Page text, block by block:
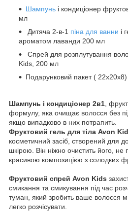
Шампунь і кондиціонер
мл
Дитяча 2-в-1 піна для ванни і
ароматом лаванди 200 мл
Спрей для розплутування
Kids, 200 мл
Подарунковий пакет ( 22х20х8)
Шампунь і кондиціонер 2в1 ,
формулу, яка очищає волосся без
якщо випадково в них потрапить.
Фруктовий гель для тіла Avon
косметичний засіб, створений для
шкірою. Він ніжно очистить його,
красивою композицією з солодких
Фруктовий спрей Avon Kids
смикання та смикування під час
туман, який зробить ваше волосся
легко розчісувати.